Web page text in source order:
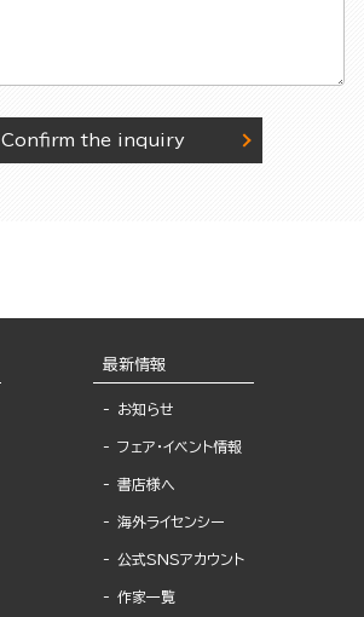
Confirm the inquiry
最新情報
お知らせ
フェア・イベント情報
書店様へ
海外ライセンシー
公式SNSアカウント
作家一覧